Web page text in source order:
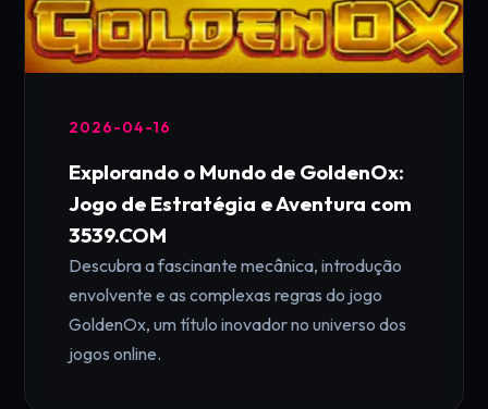
2026-04-16
Explorando o Mundo de GoldenOx:
Jogo de Estratégia e Aventura com
3539.COM
Descubra a fascinante mecânica, introdução
envolvente e as complexas regras do jogo
GoldenOx, um título inovador no universo dos
jogos online.